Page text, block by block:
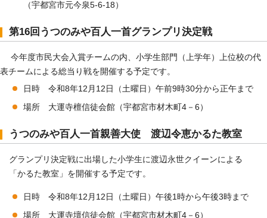
（宇都宮市元今泉5-6-18）
第16回うつのみや百人一首グランプリ決定戦
今年度市民大会入賞チームの内、小学生部門（上学年）上位校の代
表チームによる総当り戦を開催する予定です。
日時 令和8年12月12日（土曜日）午前9時30分から正午まで
場所 大運寺檀信徒会館（宇都宮市材木町4－6）
うつのみや百人一首親善大使 渡辺令恵かるた教室
グランプリ決定戦に出場した小学生に渡辺永世クイーンによる
「かるた教室」を開催する予定です。
日時 令和8年12月12日（土曜日）午後1時から午後3時まで
場所 大運寺壇信徒会館（宇都宮市材木町4－6）